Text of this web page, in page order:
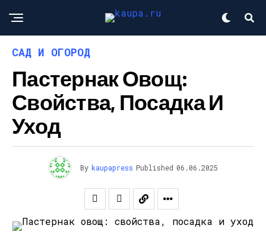
САД И ОГОРОД
Пастернак Овощ:
Свойства, Посадка И
Уход
By kaupapress Published 06.06.2025